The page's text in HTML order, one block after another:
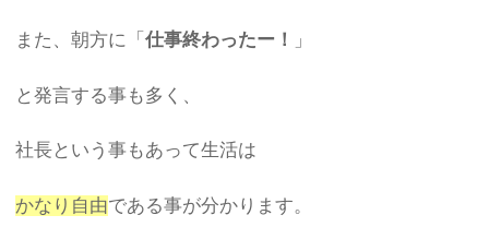
また、朝方に「仕事終わったー！ 」
と発言する事も多く、
社長という事もあって生活は
かなり自由である事が分かります。